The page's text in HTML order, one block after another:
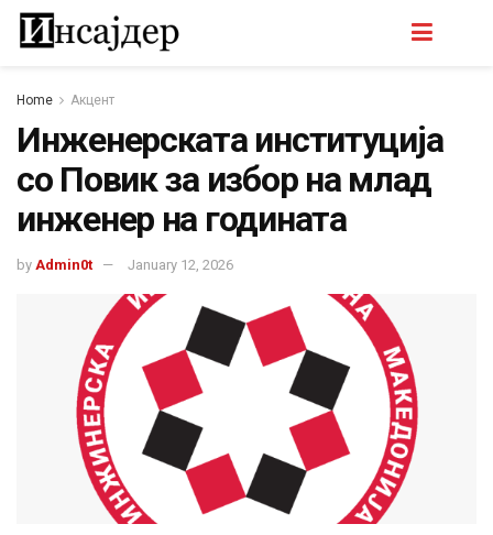
Home Акцент
Инженерската институција
со Повик за избор на млад
инженер на годината
by Admin0t January 12, 2026